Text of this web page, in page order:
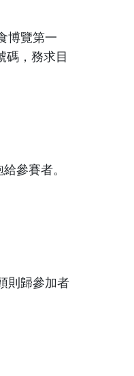
博覽第一
碼，務求目
參賽者。
則歸參加者